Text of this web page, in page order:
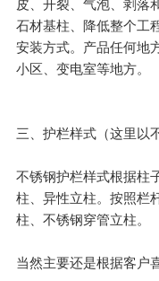
石材基柱、降低整个工
安装方式。产品任何地
小区、变电室等地方。
三、护栏样式（这里以
不锈钢护栏样式根据柱
柱、异性立柱。按照栏
柱、不锈钢穿管立柱。
当然主要还是根据客户